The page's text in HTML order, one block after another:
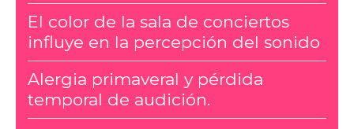
El color de la sala de conciertos
influye en la percepción del sonido
Alergia primaveral y pérdida
temporal de audición.